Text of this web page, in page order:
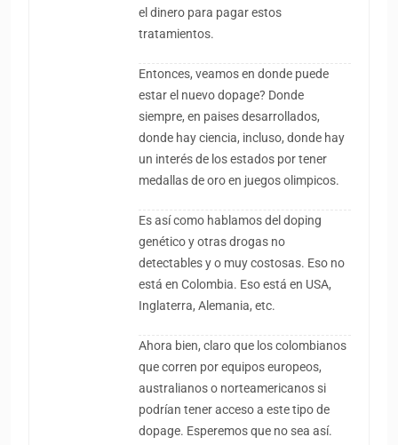
el dinero para pagar estos
tratamientos.
Entonces, veamos en donde puede
estar el nuevo dopage? Donde
siempre, en paises desarrollados,
donde hay ciencia, incluso, donde hay
un interés de los estados por tener
medallas de oro en juegos olimpicos.
Es así como hablamos del doping
genético y otras drogas no
detectables y o muy costosas. Eso no
está en Colombia. Eso está en USA,
Inglaterra, Alemania, etc.
Ahora bien, claro que los colombianos
que corren por equipos europeos,
australianos o norteamericanos si
podrían tener acceso a este tipo de
dopage. Esperemos que no sea así.